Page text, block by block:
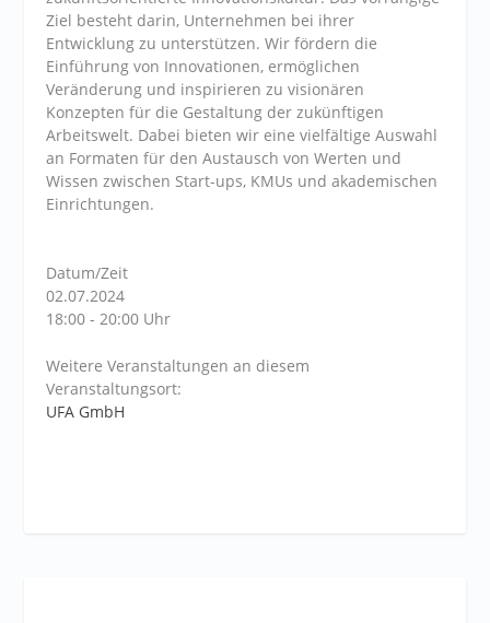
Ziel besteht darin, Unternehmen bei ihrer
Entwicklung zu unterstützen. Wir fördern die
Einführung von Innovationen, ermöglichen
Veränderung und inspirieren zu visionären
Konzepten für die Gestaltung der zukünftigen
Arbeitswelt. Dabei bieten wir eine vielfältige Auswahl
an Formaten für den Austausch von Werten und
Wissen zwischen Start-ups, KMUs und akademischen
Einrichtungen.
Datum/Zeit
02.07.2024
18:00 - 20:00 Uhr
Weitere Veranstaltungen an diesem
Veranstaltungsort:
UFA GmbH